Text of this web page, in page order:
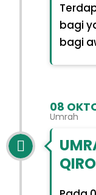
bagi
bagi
08
Umrah